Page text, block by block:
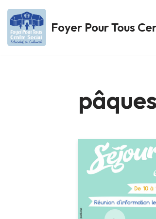
Aller
au
Foyer Pour Tous
pâques